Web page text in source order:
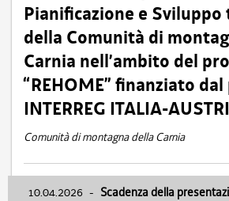
Pianificazione e
della Comunità di
Carnia nell’ambito del
“REHOME” finanziato
INTERREG ITALIA-
Comunità di montagna della Carnia
10.04.2026 - Scadenza della